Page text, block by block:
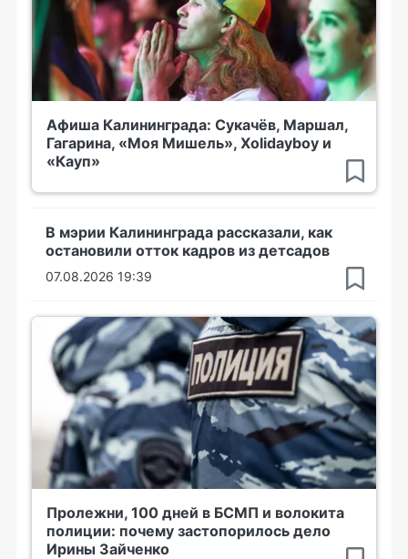
Афиша Калининграда: Сукачёв, Маршал,
Гагарина, «Моя Мишель», Xolidayboy и
«Кауп»
В мэрии Калининграда рассказали, как
остановили отток кадров из детсадов
07.08.2026 19:39
Пролежни, 100 дней в БСМП и волокита
полиции: почему застопорилось дело
Ирины Зайченко